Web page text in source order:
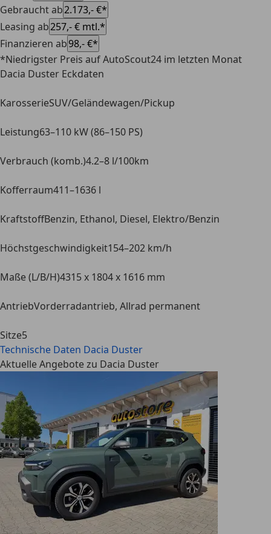
Gebraucht ab2.173,- €*
Leasing ab257,- € mtl.*
Finanzieren ab98,- €*
*Niedrigster Preis auf AutoScout24 im letzten Monat
Dacia Duster Eckdaten
KarosserieSUV/Geländewagen/Pickup
Leistung63–110 kW (86–150 PS)
Verbrauch (komb.)4.2–8 l/100km
Kofferraum411–1636 l
KraftstoffBenzin, Ethanol, Diesel, Elektro/Benzin
Höchstgeschwindigkeit154–202 km/h
Maße (L/B/H)4315 x 1804 x 1616 mm
AntriebVorderradantrieb, Allrad permanent
Sitze5
Technische Daten Dacia Duster
Aktuelle Angebote zu Dacia Duster